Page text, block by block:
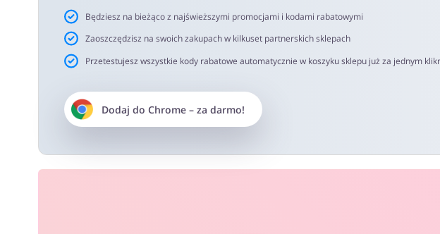
Będziesz na bieżąco z najświeższymi promocjami i kodami rabatowymi
Zaoszczędzisz na swoich zakupach w kilkuset partnerskich sklepach
Przetestujesz wszystkie kody rabatowe automatycznie w koszyku sklepu już za jednym
Dodaj do Chrome– za darmo!